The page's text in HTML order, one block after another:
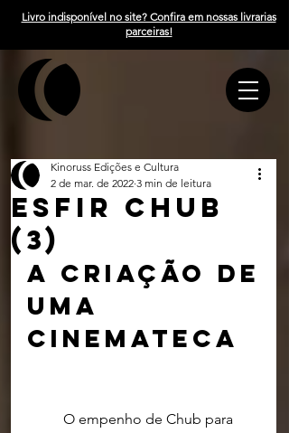
Livro indisponível no site? Confira em nossas livrarias
parceiras!
ESFIR CHUB
(3)
Kinoruss Edições e Cultura
2 de mar. de 2022 3 min de leitura
A criação de
uma
cinemateca
O empenho de Chub para